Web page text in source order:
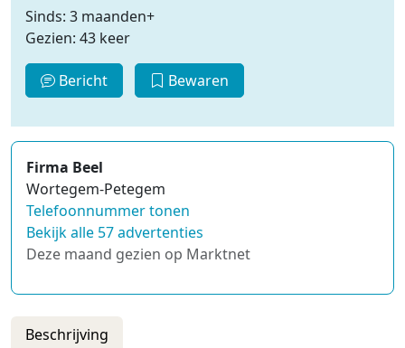
Sinds: 3 maanden+
Gezien: 43 keer
Bericht Bewaren
Firma Beel
Wortegem-Petegem
Telefoonnummer tonen
Bekijk alle 57 advertenties
Deze maand gezien op Marktnet
Beschrijving